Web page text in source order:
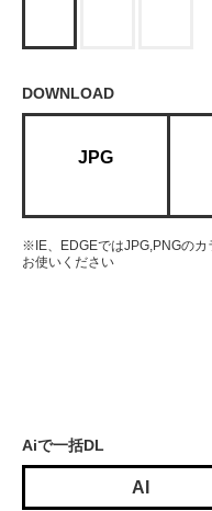
DOWNLOAD
JPG
※IE、EDGEではJPG,PNGの
お使いください
Aiで一括DL
AI